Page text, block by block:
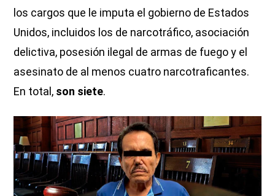
los cargos que le imputa el gobierno de Estados
Unidos, incluidos los de narcotráfico, asociación
delictiva, posesión ilegal de armas de fuego y el
asesinato de al menos cuatro narcotraficantes.
En total, son siete.